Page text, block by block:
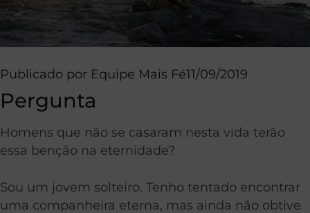
Publicado por Equipe Mais Fé11/09/2019
Pergunta
Homens que não se casaram nesta vida terão
essa benção na eternidade?
Sou um jovem solteiro. Tenho tentado encontrar
uma companheira eterna, mas ainda não obtive